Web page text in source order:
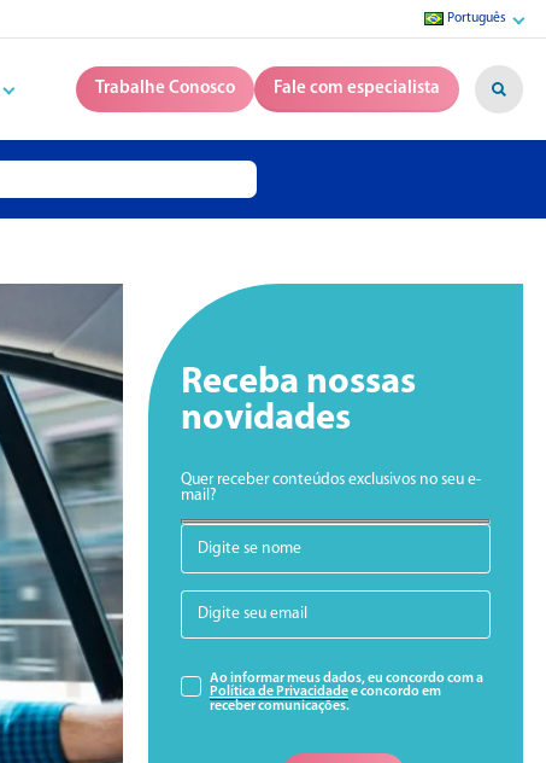
Português
Trabalhe Conosco Fale com especialista
Receba nossas
novidades
Quer receber conteúdos exclusivos no seu e-
mail?
Ao informar meus dados, eu concordo com a
Política de Privacidadee concordo em
receber comunicações.